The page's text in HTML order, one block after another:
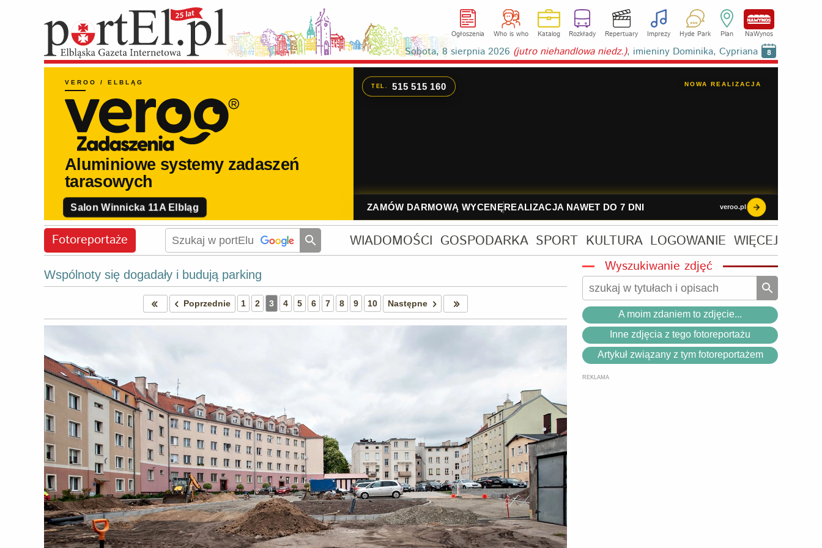
Ogłoszenia Who is who Katalog Rozkłady Repertuary Imprezy Hyde Park Plan NaWynos
Sobota, 8 sierpnia 2026 (jutro niehandlowa niedz.), imieniny Dominika, Cypriana 8
Fotoreportaże WIADOMOŚCI GOSPODARKA SPORT KULTURA LOGOWANIE WIĘCEJ
Wspólnoty się dogadały i budują parking
Poprzednie 1 2 3 4 5 6 7 8 9 10 Następne
Wyszukiwanie zdjęć
A moim zdaniem to zdjęcie...
Inne zdjęcia z tego fotoreportażu
Artykuł związany z tym fotoreportażem